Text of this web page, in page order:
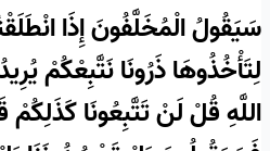
سَيَقُولُ الْمُخَلَّفُونَ إِذَا
لِتَأْخُذُوهَا ذَرُونَا نَتَّبِعْكُمْ
اللَّهِ قُلْ لَنْ تَتَّبِعُونَا